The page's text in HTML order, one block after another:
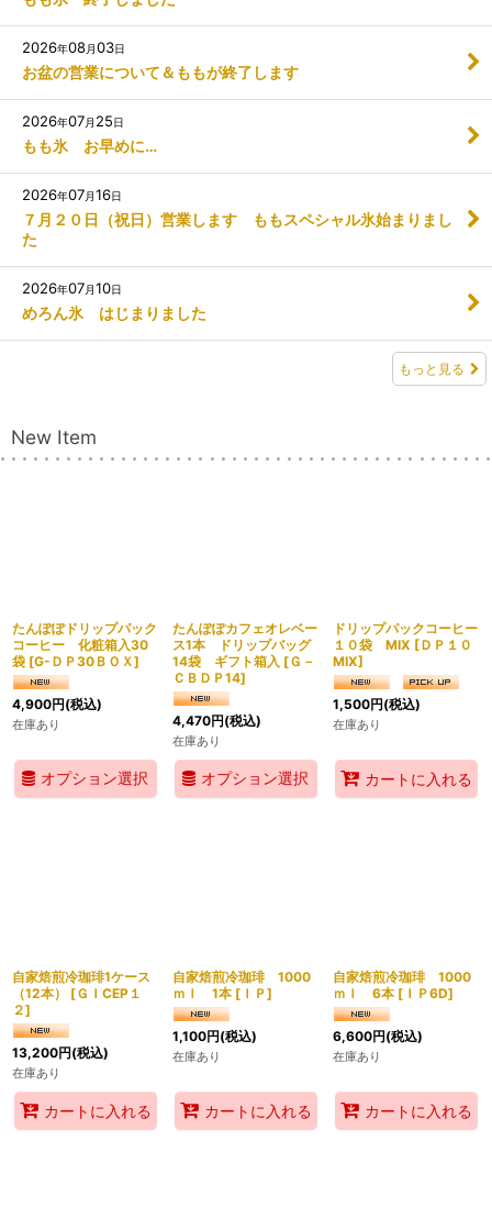
2026年08月03日
お盆の営業について＆ももが終了します
2026年07月 25日
もも氷 お早めに…
2026年07月16日
７月２０日（祝日）営業します ももスペシャル氷始まりまし
た
2026年07月10日
めろん氷 はじまりました
もっと見る
New Item
たんぽぽドリップパック
コーヒー 化粧箱入30
袋 [G-ＤＰ30ＢＯＸ]
4,900円(税込)
在庫あり
オプション選択
たんぽぽカフェオレベー
ス1本 ドリップバッグ
14袋 ギフト箱入 [Ｇ－
ＣＢＤＰ14]
4,470円(税込)
在庫あり
オプション選択
ドリップパックコーヒー
１０袋 MIX [ＤＰ１０
MIX]
1,500円(税込)
在庫あり
カートに入れる
自家焙煎冷珈琲1ケース
（12本）
[ＧＩCEP１
２]
13,200円(税込)
在庫あり
カートに入れる
自家焙煎冷珈琲 1000
ｍｌ 1本 [ＩＰ]
1,100円(税込)
在庫あり
カートに入れる
自家焙煎冷珈琲 1000
ｍｌ 6本 [ＩＰ6D]
6,600円(税込)
在庫あり
カートに入れる